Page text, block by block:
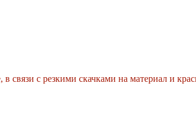
связи с резкими скачками на материал и